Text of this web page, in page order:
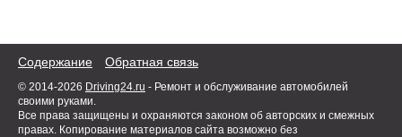
Содержание Обратная связь
© 2014-2026 Driving24.ru - Ремонт и обслуживание автомобилей
своими руками.
Все права защищены и охраняются законом об авторских и смежных
правах. Копирование материалов сайта возможно без